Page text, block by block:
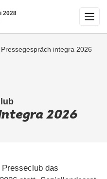
2028
Pressegespräch integra 2026
2026
das